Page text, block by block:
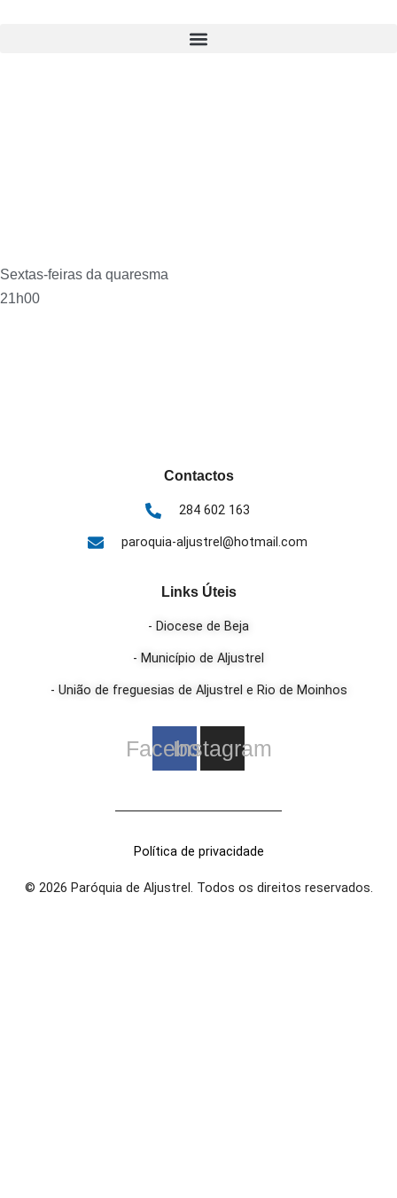
Sextas-feiras da quaresma
21h00
Contactos
284 602 163
paroquia-aljustrel@hotmail.com
Links Úteis
- Diocese de Beja
- Município de Aljustrel
- União de freguesias de Aljustrel e Rio de Moinhos
Facebook
Instagram
Política de privacidade
© 2026 Paróquia de Aljustrel. Todos os direitos reservados.